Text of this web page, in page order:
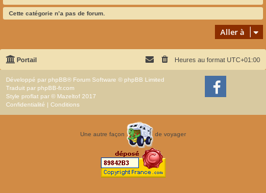
Cette catégorie n’a pas de forum.
Aller à
Portail Heures au format UTC+01:00
Développé par phpBB® Forum Software © phpBB Limited
Traduit par phpBB-fr.com
Style proflat par © Mazeltof 2017
Confidentialité | Conditions
Une autre façon de voyager